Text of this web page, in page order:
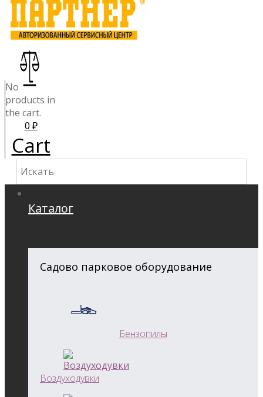
No
products in
the cart.
0 ₽
Cart
Каталог
Садово парковое оборудование
Бензопилы
Воздуходувки